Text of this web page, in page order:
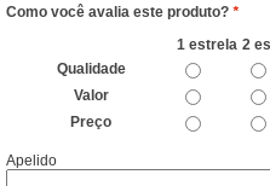
Como você avalia este produto? *
1 estrela 2
Qualidade
Valor
Preço
Apelido